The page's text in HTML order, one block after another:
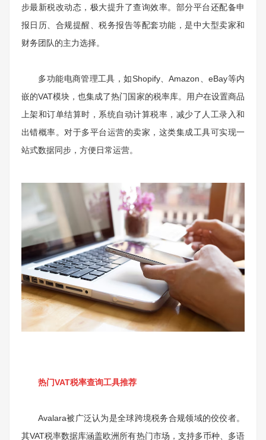
步最新税改动态，极大提升了查询效率。部分平台还配备申
报日历、合规提醒、税务报告等配套功能，是中大型卖家和
财务团队的主力选择。
多功能电商管理工具，如Shopify、Amazon、eBay等内
嵌的VAT模块，也集成了热门国家的税率库。用户在设置商品
上架和订单结算时，系统自动计算税率，减少了人工录入和
出错概率。对于多平台运营的卖家，这类集成工具可实现一
站式数据同步，方便日常运营。
热门VAT税率查询工具推荐
Avalara被广泛认为是全球跨境税务合规领域的佼佼者。
其VAT税率数据库涵盖欧洲所有热门市场，支持多币种、多语